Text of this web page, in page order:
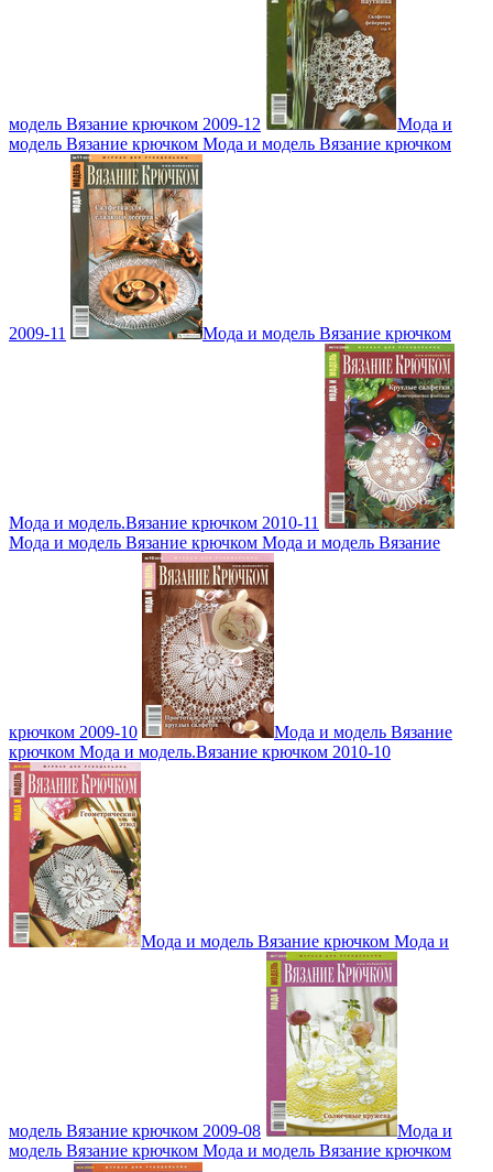
модель Вязание крючком 2009-12
Мода и
модель Вязание крючком Мода и модель Вязание крючком
2009-11 Мода и модель Вязание крючком
Мода и модель.Вязание крючком 2010-11
Мода и модель Вязание крючком Мода и модель Вязание
крючком 2009-10
Мода и модель Вязание
крючком Мода и модель.Вязание крючком 2010-10
Мода и модель Вязание крючком Мода и
модель Вязание крючком 2009-08
Мода и
модель Вязание крючком Мода и модель Вязание крючком